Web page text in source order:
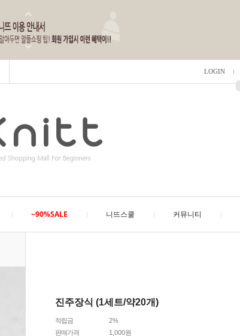
LOGIN
~90%SALE 니뜨스쿨 커뮤니티
진주장식 (1세트/약20개)
적립금
2%
판매가격
1,000원